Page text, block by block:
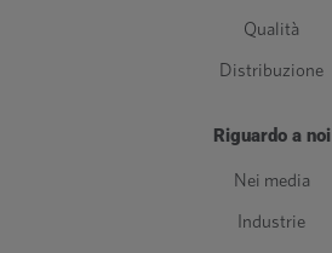
Qualità
Distribuzione
Riguardo a noi
Nei media
Industrie